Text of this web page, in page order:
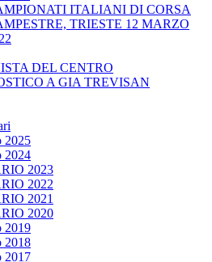
ITALIANI DI CORSA
TRIESTE 12 MARZO
DEL CENTRO
A GIA TREVISAN
2025
2024
2023
2022
2021
2020
2019
2018
2017